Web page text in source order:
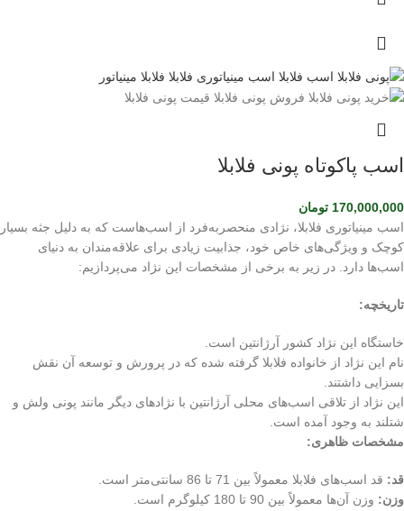
اسب پاکوتاه پونی فلابلا
170,000,000 تومان
اسب مینیاتوری فلابلا، نژادی منحصربه‌فرد از اسب‌هاست که به دلیل جثه بسیار
کوچک و ویژگی‌های خاص خود، جذابیت زیادی برای علاقه‌مندان به دنیای
اسب‌ها دارد. در زیر به برخی از مشخصات این نژاد می‌پردازیم:
تاریخچه:
خاستگاه این نژاد کشور آرژانتین است.
نام این نژاد از خانواده فلابلا گرفته شده که در پرورش و توسعه آن نقش
بسزایی داشتند.
این نژاد از تلاقی اسب‌های محلی آرژانتین با نژادهای دیگر مانند پونی ولش و
شتلند به وجود آمده است.
مشخصات ظاهری:
قد: قد اسب‌های فلابلا معمولاً بین 71 تا 86 سانتی‌متر است.
وزن: وزن آن‌ها معمولاً بین 90 تا 180 کیلوگرم است.